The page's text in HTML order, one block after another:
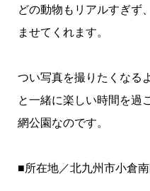
どの動物もリアルすぎず
ませてくれます。
つい写真を撮りたくなる
と一緒に楽しい時間を過
網公園なのです。
■所在地／北九州市小倉